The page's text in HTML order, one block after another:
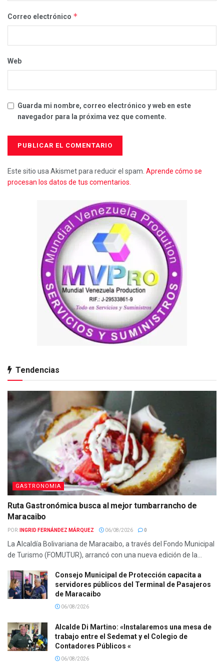
Correo electrónico *
Web
Guarda mi nombre, correo electrónico y web en este
navegador para la próxima vez que comente.
Este sitio usa Akismet para reducir el spam. Aprende cómo se
procesan los datos de tus comentarios.
Tendencias
GASTRONOMIA
Ruta Gastronómica busca al mejor tumbarrancho de
Maracaibo
POR: INGRID FERNÁNDEZ MÁRQUEZ 06/08/2026 0
La Alcaldía Bolivariana de Maracaibo, a través del Fondo Municipal
de Turismo (FOMUTUR), arrancó con una nueva edición de la...
Consejo Municipal de Protección capacita a
servidores públicos del Terminal de Pasajeros
de Maracaibo
06/08/2026
Alcalde Di Martino: «Instalaremos una mesa de
trabajo entre el Sedemat y el Colegio de
Contadores Públicos «
06/08/2026